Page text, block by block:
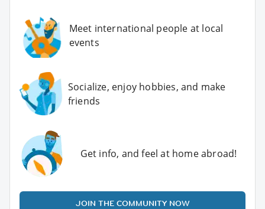
Meet international people at local
events
Socialize, enjoy hobbies, and make
friends
Get info, and feel at home abroad!
JOIN THE COMMUNITY NOW